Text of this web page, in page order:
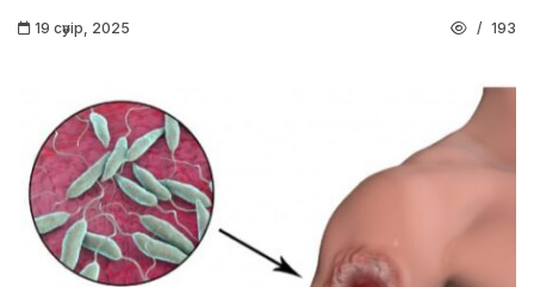
19 сәуір, 2025 193